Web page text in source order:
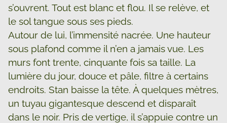
s’ouvrent. Tout est blanc et flou. Il se relève, et
le sol tangue sous ses pieds.
Autour de lui, l’immensité nacrée. Une hauteur
sous plafond comme il n’en a jamais vue. Les
murs font trente, cinquante fois sa taille. La
lumière du jour, douce et pâle, filtre à certains
endroits. Stan baisse la tête. À quelques mètres,
un tuyau gigantesque descend et disparaît
dans le noir. Pris de vertige, il s’appuie contre un